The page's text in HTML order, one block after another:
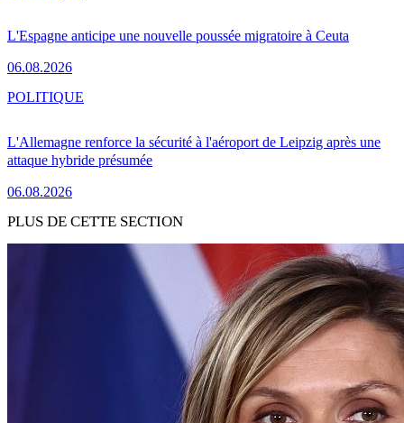
L'Espagne anticipe une nouvelle poussée migratoire à Ceuta
06.08.2026
L'Allemagne renforce la sécurité à l'aéroport de Leipzig après une
attaque hybride présumée
06.08.2026
POLITIQUE
PLUS DE CETTE SECTION